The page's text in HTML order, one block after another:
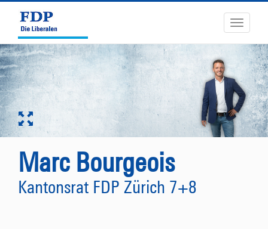
Toggle
Marc Bourgeois
Kantonsrat FDP Zürich 7+8